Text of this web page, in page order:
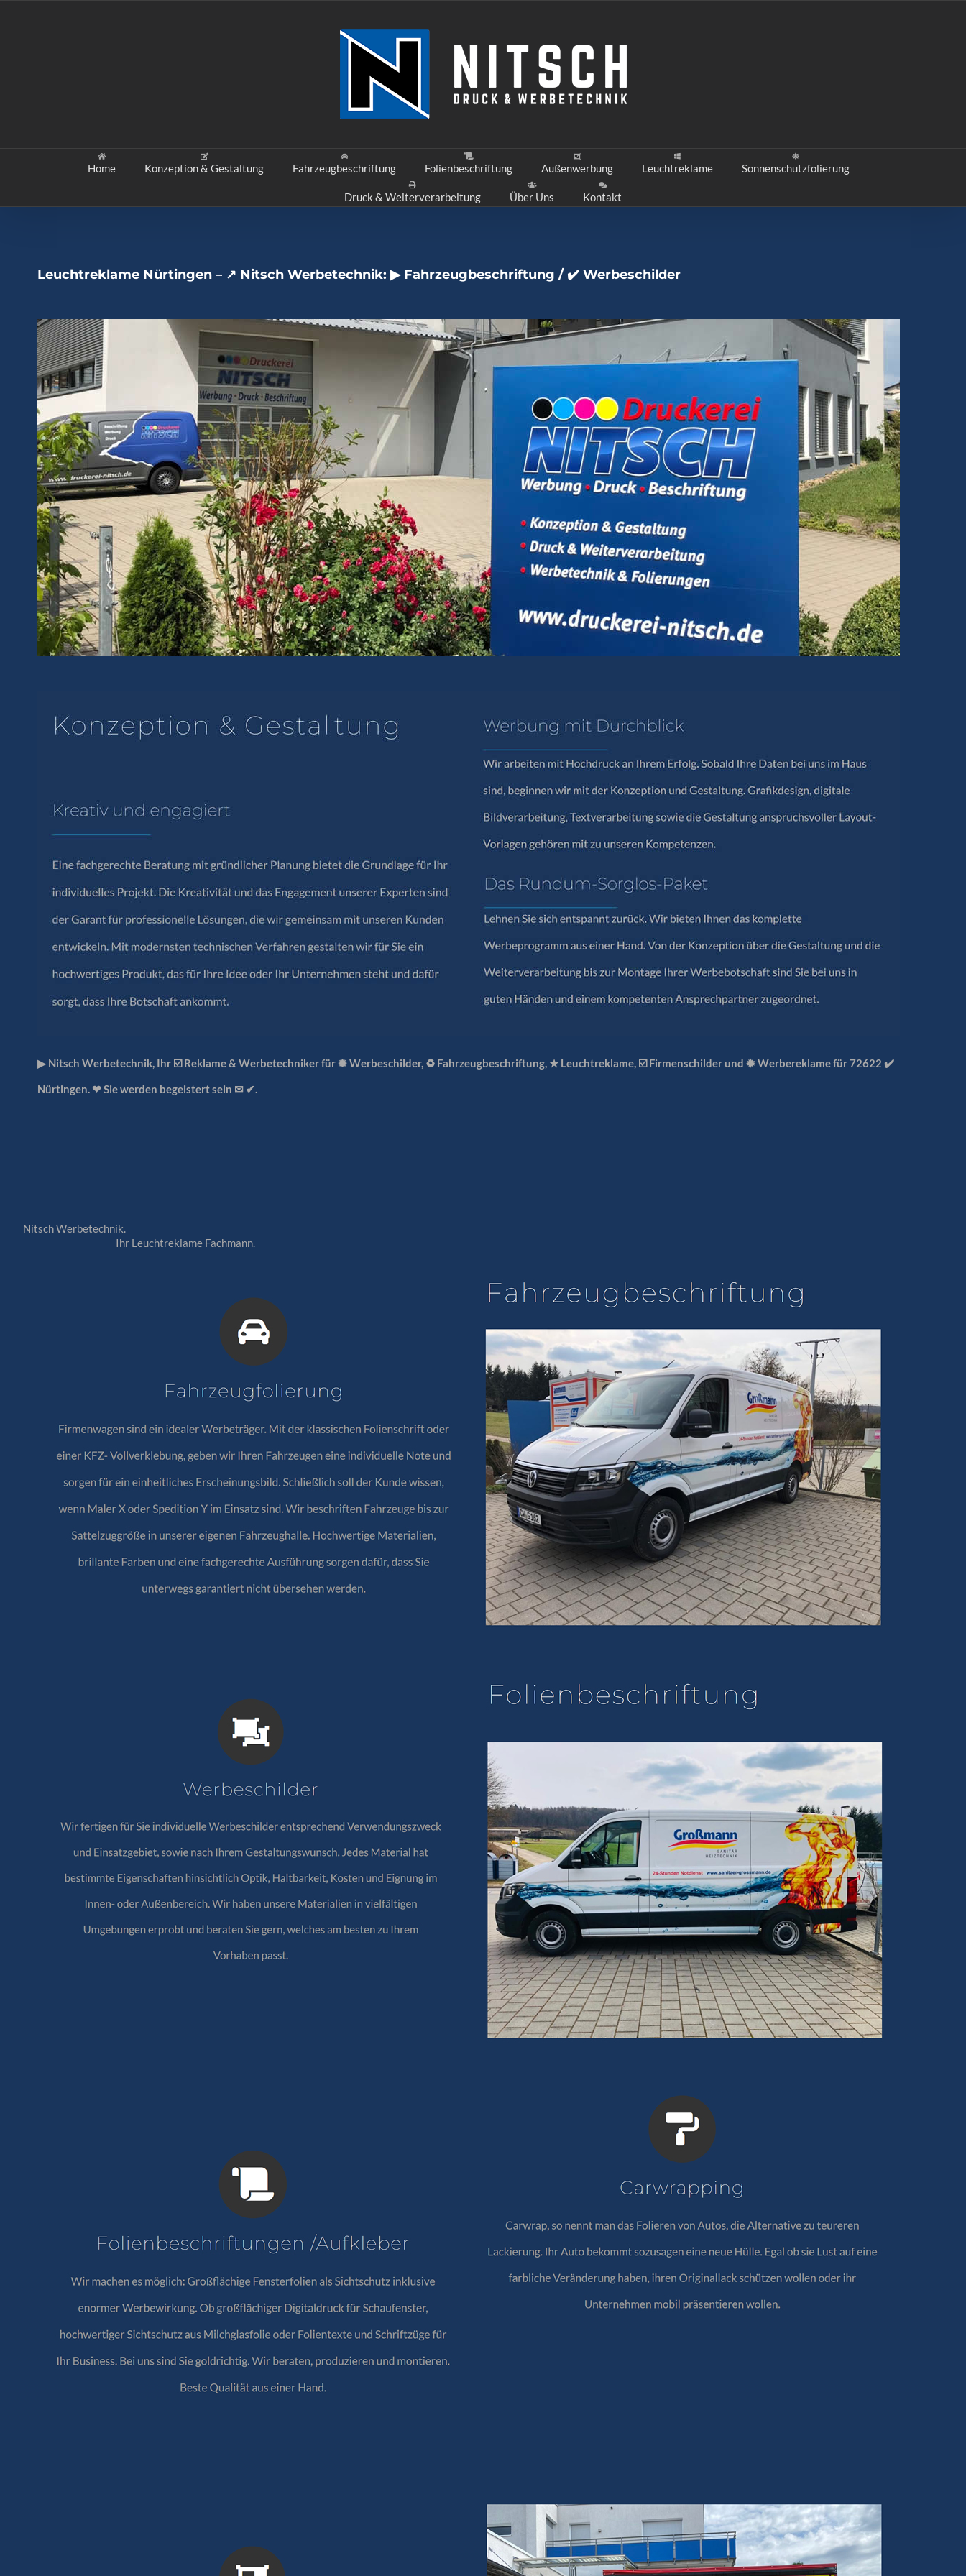
Home Konzeption & Gestaltung Fahrzeugbeschriftung Folienbeschriftung Außenwerbung Leuchtreklame Sonnenschutzfolierung
Druck & Weiterverarbeitung Über Uns Kontakt
Leuchtreklame Nürtingen – ↗️ Nitsch Werbetechnik: ▶︎ Fahrzeugbeschriftung / ✔️ Werbeschilder
▶︎ Nitsch Werbetechnik, Ihr ☑️ Reklame & Werbetechniker für ✺ Werbeschilder, ♻ Fahrzeugbeschriftung, ★ Leuchtreklame, ☑️ Firmenschilder und ✹ Werbereklame für 72622 ✔️
Nürtingen. ❤ Sie werden begeistert sein ✉ ✔.
Nitsch Werbetechnik.
Ihr Leuchtreklame Fachmann.